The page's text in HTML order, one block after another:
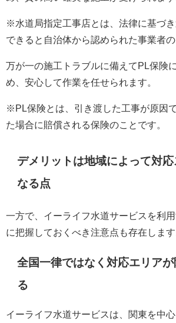
※水道局指定工事店とは、法律に基づ
できると自治体から認められた事業者の
万が一の施工トラブルに備えてPL保険
め、安心して作業を任せられます。
※PL保険とは、引き渡した工事が原因
た場合に賠償される保険のことです。
デメリットは地域によって対
なる点
一方で、イーライフ水道サービスを利
に把握しておくべき注意点も存在します
全国一律ではなく対応エリア
る
イーライフ水道サービスは、関東を中